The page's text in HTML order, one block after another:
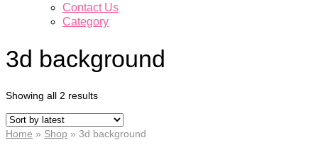
Contact Us
Category
3d background
Showing all 2 results
Home » Shop » 3d background